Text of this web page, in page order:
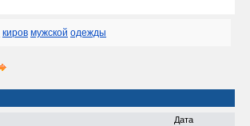
киров мужской одежды
Дата